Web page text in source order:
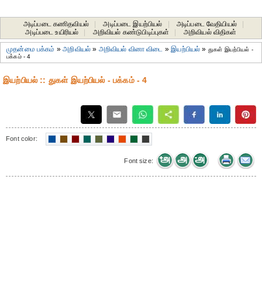
அடிப்படை கணிதவியல் அடிப்படை இயற்பியல் அடிப்படை வேதியியல்
அடிப்படை உயிரியல்
அறிவியல் கண்டுபிடிப்புகள் அறிவியல் விதிகள்
முதன்மை பக்கம் »அறிவியல் » அறிவியல் வினா விடை »இயற்பியல் » துகள் இயற்பியல் -
பக்கம் - 4
இயற்பியல் :: துகள் இயற்பியல் - பக்கம் - 4
Font color:
Font size: